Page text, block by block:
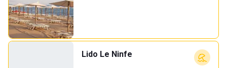
Lido Le Ninfe